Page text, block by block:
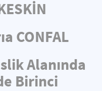
CONFAL
Alanında
Birinci